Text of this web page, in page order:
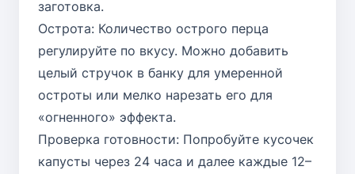
заготовка.
Острота: Количество острого перца
регулируйте по вкусу. Можно добавить
целый стручок в банку для умеренной
остроты или мелко нарезать его для
«огненного» эффекта.
Проверка готовности: Попробуйте кусочек
капусты через 24 часа и далее каждые 12–